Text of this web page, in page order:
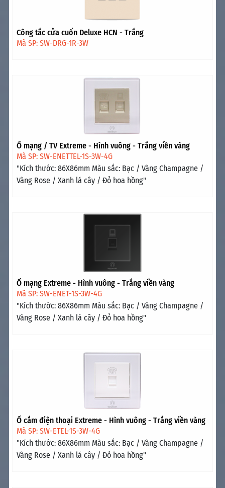
Công tắc cửa cuốn Deluxe HCN - Trắng
Mã SP: SW-DRG-1R-3W
Ổ mạng / TV Extreme - Hình vuông - Trắng viền vàng
Mã SP: SW-ENETTEL-1S-3W-4G
"Kích thước: 86X86mm Màu sắc: Bạc / Vàng Champagne /
Vàng Rose / Xanh lá cây / Đỏ hoa hồng"
Ổ mạng Extreme - Hình vuông - Trắng viền vàng
Mã SP: SW-ENET-1S-3W-4G
"Kích thước: 86X86mm Màu sắc: Bạc / Vàng Champagne /
Vàng Rose / Xanh lá cây / Đỏ hoa hồng"
Ổ cắm điện thoại Extreme - Hình vuông - Trắng viền vàng
Mã SP: SW-ETEL-1S-3W-4G
"Kích thước: 86X86mm Màu sắc: Bạc / Vàng Champagne /
Vàng Rose / Xanh lá cây / Đỏ hoa hồng"